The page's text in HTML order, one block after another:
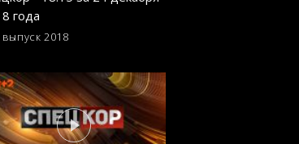
года
2018